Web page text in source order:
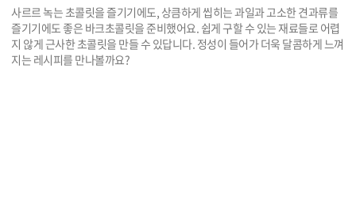
사르르 녹는 초콜릿을 즐기기에도, 상큼하게 씹히는 과일과 고소한 견과류를
즐기기에도 좋은 바크초콜릿을 준비했어요. 쉽게 구할 수 있는 재료들로 어렵
지 않게 근사한 초콜릿을 만들 수 있답니다. 정성이 들어가 더욱 달콤하게 느껴
지는 레시피를 만나볼까요?